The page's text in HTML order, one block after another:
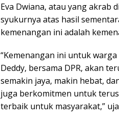
Eva Dwiana, atau yang akrab
syukurnya atas hasil
kemenangan ini adalah
“Kemenangan ini untuk
Deddy, bersama DPR, akan
semakin jaya, makin hebat,
juga berkomitmen untuk
terbaik untuk masyarakat,”